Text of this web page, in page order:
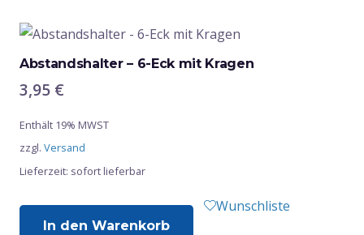
Abstandshalter – 6-Eck mit Kragen
3,95 €
Enthält 19% MWST
zzgl. Versand
Lieferzeit: sofort lieferbar
In den Warenkorb
Wunschliste